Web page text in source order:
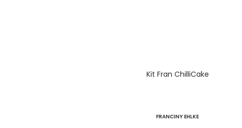
Kit Fran ChilliCake
FRANCINY EHLKE